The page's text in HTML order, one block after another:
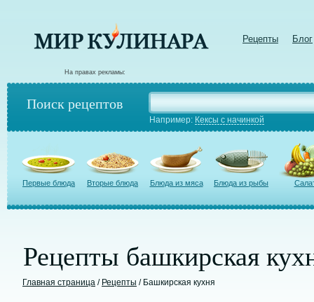
Рецепты Блог
На правах рекламы:
Поиск рецептов
Например: Кексы с начинкой
Первые блюда Вторые блюда Блюда из мяса Блюда из рыбы
Рецепты башкирская
Главная страница / Рецепты / Башкирская кухня